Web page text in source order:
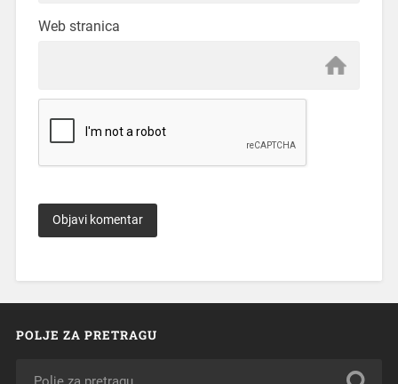
Web stranica
POLJE ZA PRETRAGU